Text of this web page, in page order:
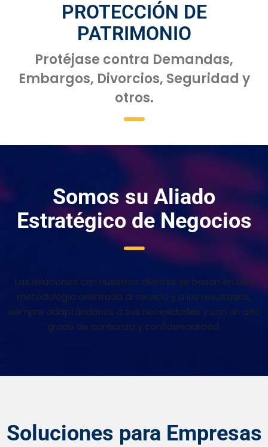
PROTECCIÓN DE
PATRIMONIO
Protéjase contra Demandas,
Embargos, Divorcios, Seguridad y
otros.
Somos su Aliado
Estratégico de Negocios
Las relaciones con nuestros clientes se basan en una
metodología orientada al servicio y a los resultados,
siempre adaptándonos a sus necesidades y con un alto
grado de confianza y confidencialidad.
Soluciones para Empresas